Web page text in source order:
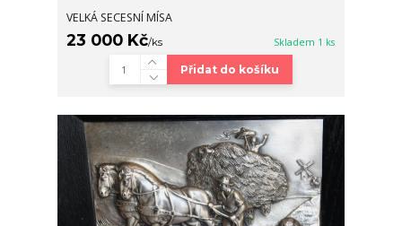
VELKÁ SECESNÍ MÍSA
23 000 Kč/ks Skladem 1 ks
Přidat do košíku